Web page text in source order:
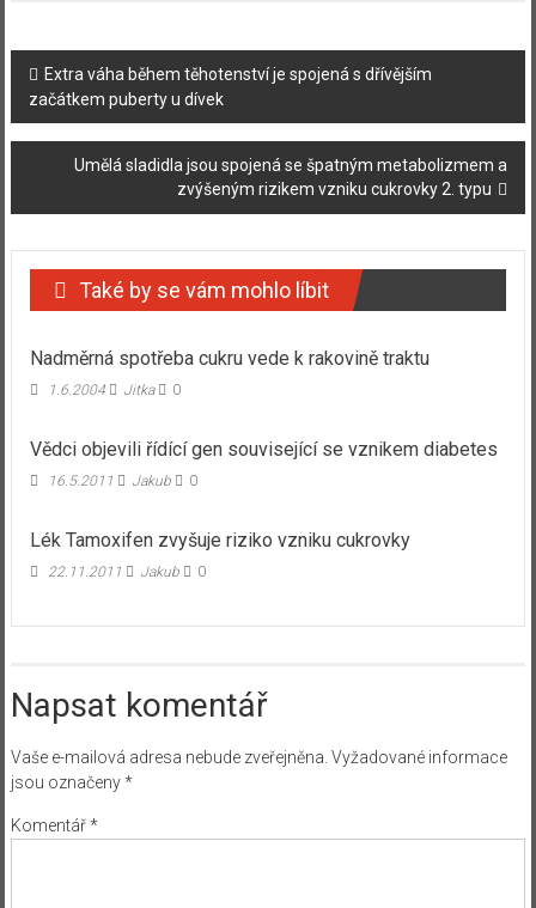
Navigace
příspěvku
Extra váha během těhotenství je spojená s dřívějším
začátkem puberty u dívek
Umělá sladidla jsou spojená se špatným metabolizmem a
zvýšeným rizikem vzniku cukrovky 2. typu
Také by se vám mohlo líbit
Nadměrná spotřeba cukru vede k rakovině traktu
1.6.2004 Jitka 0
Vědci objevili řídící gen související se vznikem diabetes
16.5.2011 Jakub 0
Lék Tamoxifen zvyšuje riziko vzniku cukrovky
22.11.2011 Jakub 0
Napsat komentář
Vaše e-mailová adresa nebude zveřejněna. Vyžadované informace
jsou označeny*
Komentář*